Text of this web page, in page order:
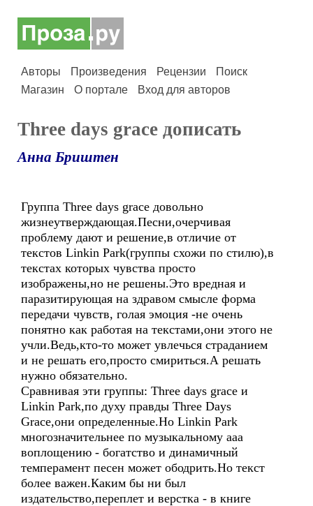
Авторы Произведения Рецензии
Поиск
Магазин
О портале Вход для авторов
Three days grace дописать
Анна Бриштен
Группа Three days grace довольно
жизнеутверждающая.Песни,очерчивая
проблему дают и решение,в отличие от
текстов Linkin Park(группы схожи по стилю),в
текстах которых чувства просто
изображены,но не решены.Это вредная и
паразитирующая на здравом смысле форма
передачи чувств, голая эмоция -не очень
понятно как работая на текстами,они этого не
учли.Ведь,кто-то может увлечься страданием
и не решать его,просто смириться.А решать
нужно обязательно.
Сравнивая эти группы: Three days grace и
Linkin Park,по духу правды Three Days
Grace,они определенные.Но Linkin Park
многозначительнее по музыкальному ааа
воплощению - богатство и динамичный
темперамент песен может ободрить.Но текст
более важен.Каким бы ни был
издательство,переплет и верстка - в книге